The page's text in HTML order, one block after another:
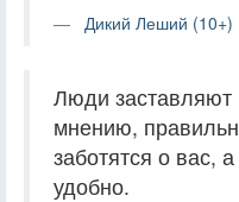
Дикий Леший (10+)
Люди заставляют
мнению,
заботятся о вас,
удобно.